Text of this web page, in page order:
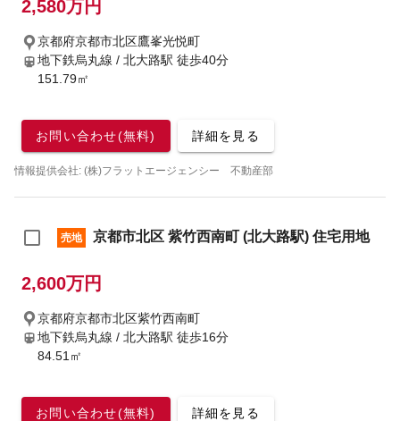
2,580万円
京都府京都市北区鷹峯光悦町
地下鉄烏丸線 / 北大路駅 徒歩40分
151.79㎡
お問い合わせ(無料) 詳細を見る
情報提供会社: (株)フラットエージェンシー 不動産部
売地 京都市北区 紫竹西南町 (北大路駅) 住宅用地
2,600万円
京都府京都市北区紫竹西南町
地下鉄烏丸線 / 北大路駅 徒歩16分
84.51㎡
お問い合わせ(無料) 詳細を見る